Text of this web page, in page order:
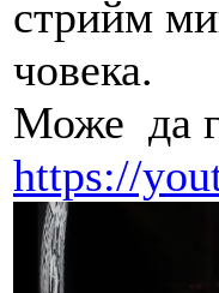
стрийм
човека.
Може да
https://